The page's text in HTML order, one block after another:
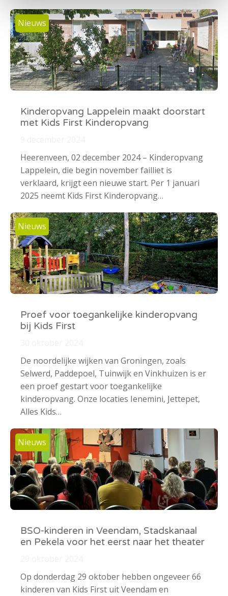
Nieuws
Kinderopvang Lappelein maakt doorstart
met Kids First Kinderopvang
Heerenveen, 02 december 2024 – Kinderopvang
Lappelein, die begin november failliet is
verklaard, krijgt een nieuwe start. Per 1 januari
2025 neemt Kids First Kinderopvang…
Nieuws
Proef voor toegankelijke kinderopvang
bij Kids First
De noordelijke wijken van Groningen, zoals
Selwerd, Paddepoel, Tuinwijk en Vinkhuizen is er
een proef gestart voor toegankelijke
kinderopvang. Onze locaties Ienemini, Jettepet,
Alles Kids…
Nieuws
BSO-kinderen in Veendam, Stadskanaal
en Pekela voor het eerst naar het theater
Op donderdag 29 oktober hebben ongeveer 66
kinderen van Kids First uit Veendam en